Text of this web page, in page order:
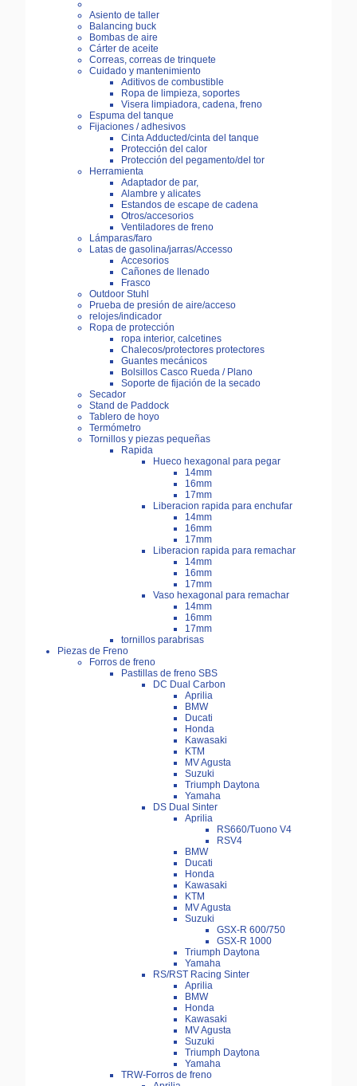
Asiento de taller
Balancing buck
Bombas de aire
Cárter de aceite
Correas, correas de trinquete
Cuidado y mantenimiento
Aditivos de combustible
Ropa de limpieza, soportes
Visera limpiadora, cadena, freno
Espuma del tanque
Fijaciones / adhesivos
Cinta Adducted/cinta del tanque
Protección del calor
Protección del pegamento/del tor
Herramienta
Adaptador de par,
Alambre y alicates
Estandos de escape de cadena
Otros/accesorios
Ventiladores de freno
Lámparas/faro
Latas de gasolina/jarras/Accesso
Accesorios
Cañones de llenado
Frasco
Outdoor Stuhl
Prueba de presión de aire/acceso
relojes/indicador
Ropa de protección
ropa interior, calcetines
Chalecos/protectores protectores
Guantes mecánicos
Bolsillos Casco Rueda / Plano
Soporte de fijación de la secado
Secador
Stand de Paddock
Tablero de hoyo
Termómetro
Tornillos y piezas pequeñas
Rapida
Hueco hexagonal para pegar
14mm
16mm
17mm
Liberacion rapida para enchufar
14mm
16mm
17mm
Liberacion rapida para remachar
14mm
16mm
17mm
Vaso hexagonal para remachar
14mm
16mm
17mm
tornillos parabrisas
Piezas de Freno
Forros de freno
Pastillas de freno SBS
DC Dual Carbon
Aprilia
BMW
Ducati
Honda
Kawasaki
KTM
MV Agusta
Suzuki
Triumph Daytona
Yamaha
DS Dual Sinter
Aprilia
RS660/Tuono V4
RSV4
BMW
Ducati
Honda
Kawasaki
KTM
MV Agusta
Suzuki
GSX-R 600/750
GSX-R 1000
Triumph Daytona
Yamaha
RS/RST Racing Sinter
Aprilia
BMW
Honda
Kawasaki
MV Agusta
Suzuki
Triumph Daytona
Yamaha
TRW-Forros de freno